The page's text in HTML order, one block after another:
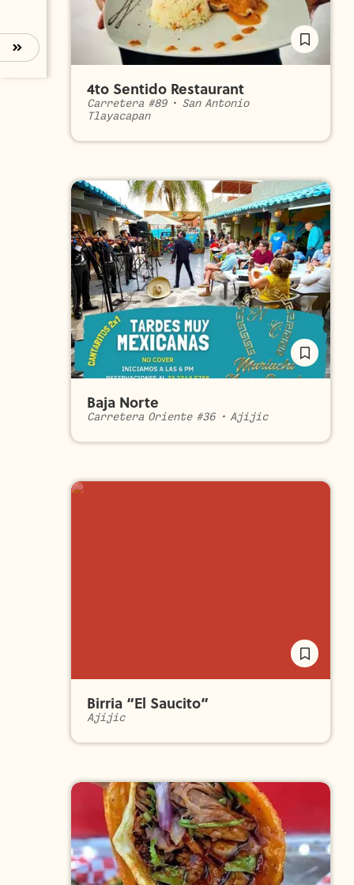
4to Sentido Restaurant
Carretera #89• San Antonio
Tlayacapan
Baja Norte
Carretera Oriente #36• Ajijic
Birria “El Saucito”
Ajijic